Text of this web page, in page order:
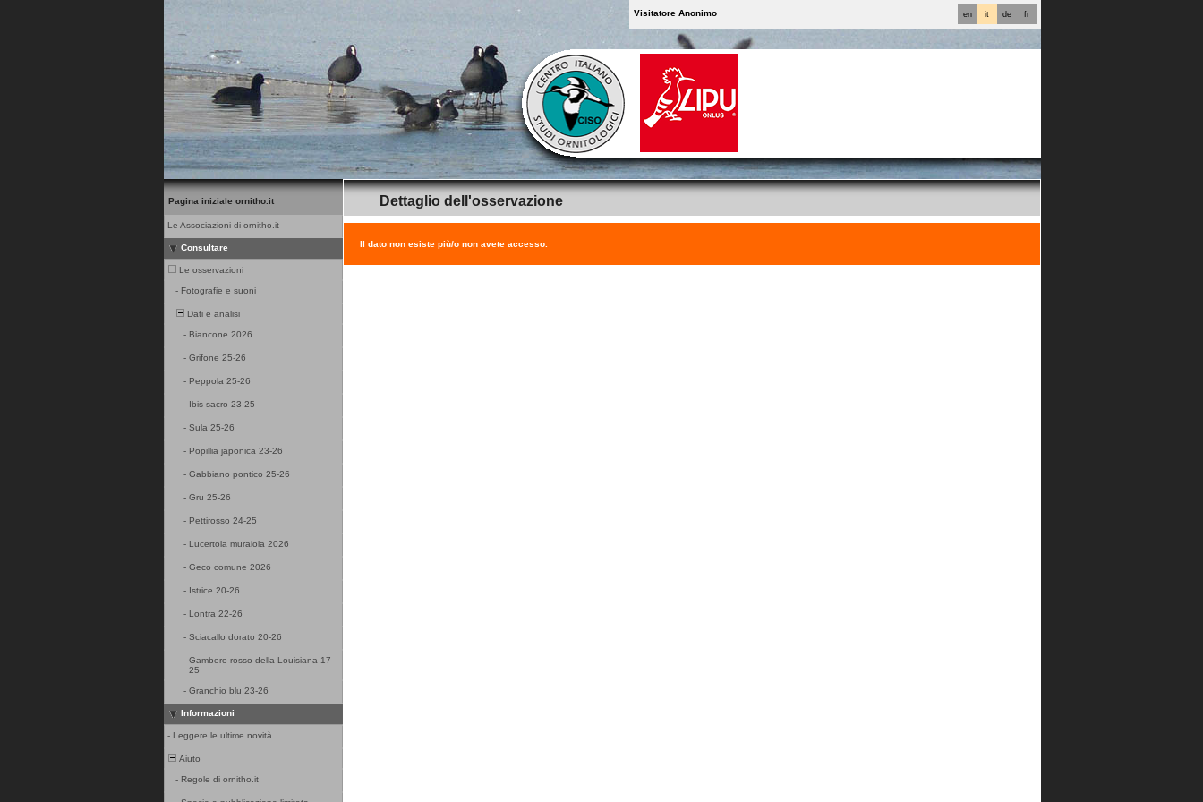
fr
de
it
en
Visitatore Anonimo
Pagina iniziale ornitho.it
Le Associazioni di ornitho.it
Consultare
Le osservazioni
- Fotografie e suoni
Dati e analisi
- Biancone 2026
- Grifone 25-26
- Peppola 25-26
- Ibis sacro 23-25
- Sula 25-26
- Popillia japonica 23-26
- Gabbiano pontico 25-26
- Gru 25-26
- Pettirosso 24-25
- Lucertola muraiola 2026
- Geco comune 2026
- Istrice 20-26
- Lontra 22-26
- Sciacallo dorato 20-26
- Gambero rosso della Louisiana 17-
25
- Granchio blu 23-26
Informazioni
- Leggere le ultime novità
Aiuto
- Regole di ornitho.it
Dettaglio dell'osservazione
Il dato non esiste più/o non avete accesso.